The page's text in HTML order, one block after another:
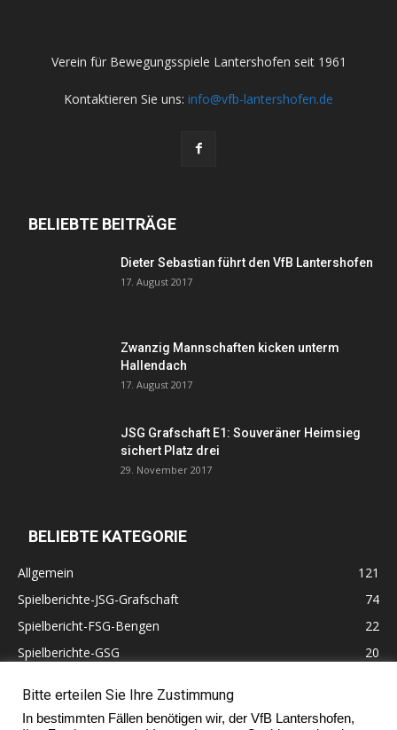
Verein für Bewegungsspiele Lantershofen seit 1961
Kontaktieren Sie uns: info@vfb-lantershofen.de
BELIEBTE BEITRÄGE
Dieter Sebastian führt den VfB Lantershofen
17. August 2017
Zwanzig Mannschaften kicken unterm
Hallendach
17. August 2017
JSG Grafschaft E1: Souveräner Heimsieg
sichert Platz drei
29. November 2017
BELIEBTE KATEGORIE
Allgemein
121
Spielberichte-JSG-Grafschaft
74
Spielbericht-FSG-Bengen
22
Spielberichte-GSG
20
60 Jahre VfB Lantershofen
Bitte erteilen Sie Ihre Zustimmung
In bestimmten Fällen benötigen wir, der VfB Lantershofen,